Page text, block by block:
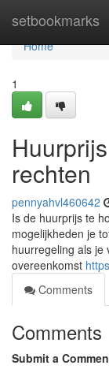
setbookmarks
Home
Home
1
rechten
pennyahvl460642
Is de huurprijs te
mogelijkheden je
huurregeling als je
overeenkomst
Comments
Comments
Submit a